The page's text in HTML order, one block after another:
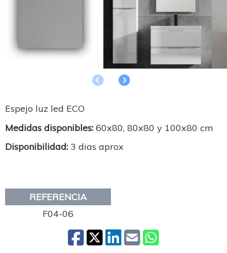
AnteriorSiguiente
Espejo luz led ECO
Medidas disponibles: 60x80, 80x80 y 100x80 cm
Disponibilidad: 3 dias aprox
REFERENCIA
F04-06